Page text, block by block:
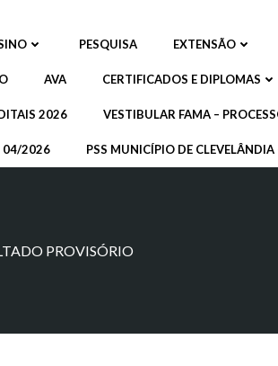
PESQUISA EXTENSÃO
AVA CERTIFICADOS E DIPLOMAS
2026 VESTIBULAR FAMA –
04/2026 PSS MUNICÍPIO DE
PROVISÓRIO